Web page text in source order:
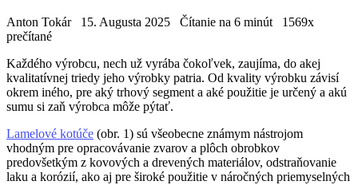
Anton Tokár 15. Augusta 2025 Čítanie na 6 minút
1569x
prečítané
Každého výrobcu, nech už vyrába čokoľvek, zaujíma, do akej
kvalitatívnej triedy jeho výrobky patria. Od kvality výrobku závisí
okrem iného, pre aký trhový segment a aké použitie je určený a akú
sumu si zaň výrobca môže pýtať.
Lamelové kotúče (obr. 1) sú všeobecne známym nástrojom
vhodným pre opracovávanie zvarov a plôch obrobkov
predovšetkým z kovových a drevených materiálov, odstraňovanie
laku a korózií, ako aj pre široké použitie v náročných priemyselných